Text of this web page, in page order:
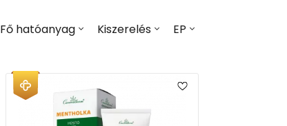
Fő hatóanyag Kiszerelés EP